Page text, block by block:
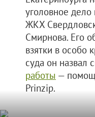
уголовное дело
ЖКХ
Смирнова. Его
взятки в особо
суда он назвал
работы —
Prinzip.